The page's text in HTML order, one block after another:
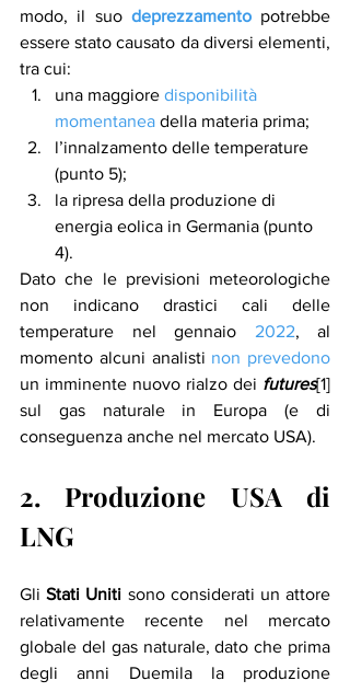
modo, il suo deprezzamento potrebbe
essere stato causato da diversi elementi,
tra cui:
una maggiore disponibilità
momentanea della materia prima;
l’innalzamento delle temperature
(punto 5);
la ripresa della produzione di
energia eolica in Germania (punto
4).
Dato che le previsioni meteorologiche
non indicano drastici cali delle
temperature nel gennaio 2022, al
momento alcuni analisti non prevedono
un imminente nuovo rialzo dei futures[1]
sul gas naturale in Europa (e di
conseguenza anche nel mercato USA).
2. Produzione USA di
LNG
Gli Stati Uniti sono considerati un attore
relativamente recente nel mercato
globale del gas naturale, dato che prima
degli anni Duemila la produzione